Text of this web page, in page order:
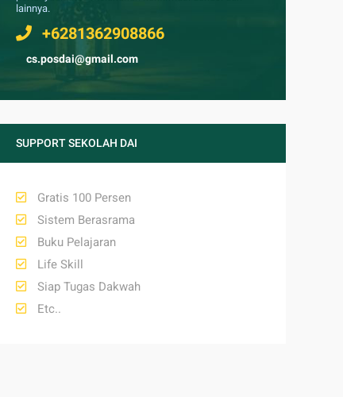
lainnya.
+6281362908866
cs.posdai@gmail.com
SUPPORT SEKOLAH DAI
Gratis 100 Persen
Sistem Berasrama
Buku Pelajaran
Life Skill
Siap Tugas Dakwah
Etc..